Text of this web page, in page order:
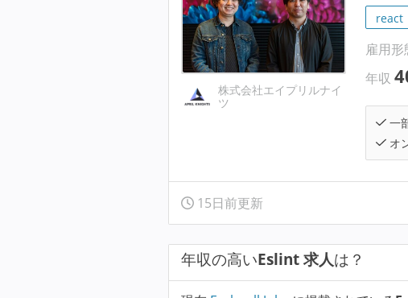
株式会社エイプリルナイ
ツ
react
雇用形
年収
一
オ
15日前更新
年収の高いEslint 求人は？